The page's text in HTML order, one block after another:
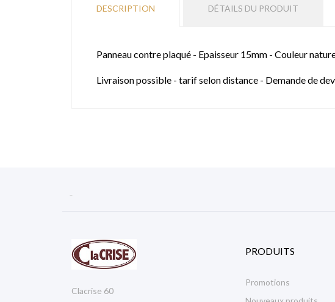
DESCRIPTION DÉTAILS DU PRODUIT
Panneau contre plaqué - Epaisseur 15mm - Couleur
Livraison possible - tarif selon distance - Demande de

Clacrise 60
PRODUITS
Promotions